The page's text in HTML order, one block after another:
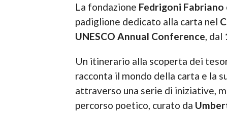
La fondazione Fedrigoni Fabriano
padiglione dedicato alla carta nel
UNESCO Annual Conference, dal
Un itinerario alla scoperta dei
racconta il mondo della carta e la
attraverso una serie di iniziative,
percorso poetico, curato da